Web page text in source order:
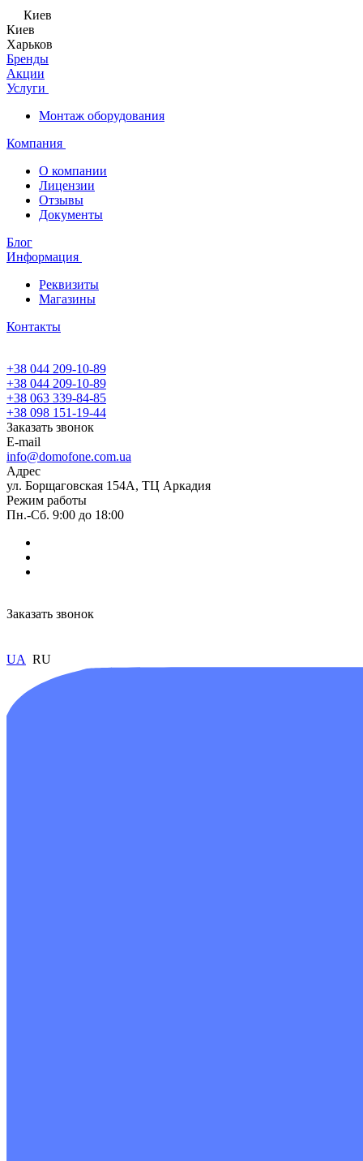
Киев
Киев
Харьков
Бренды
Акции
Услуги
Монтаж оборудования
Компания
О компании
Лицензии
Отзывы
Документы
Блог
Информация
Реквизиты
Магазины
Контакты
+38 044 209-10-89
+38 044 209-10-89
+38 063 339-84-85
+38 098 151-19-44
Заказать звонок
E-mail
info@domofone.com.ua
Адрес
ул. Борщаговская 154А, ТЦ Аркадия
Режим работы
Пн.-Сб. 9:00 до 18:00
Заказать звонок
UA RU